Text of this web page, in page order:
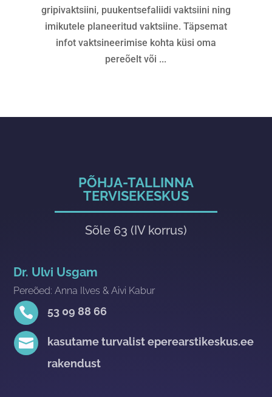
gripivaktsiini, puukentsefaliidi vaktsiini ning
imikutele planeeritud vaktsiine. Täpsemat
infot vaktsineerimise kohta küsi oma
pereõelt või ...
PÕHJA-TALLINNA
TERVISEKESKUS
Sõle 63 (IV korrus)
Dr. Ulvi Usgam
Pereõed: Anna Ilves & Aivi Kabur
 53 09 88 66

kasutame turvalist eperearstikeskus.ee
rakendust